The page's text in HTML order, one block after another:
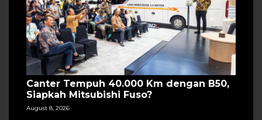
Canter Tempuh 40.000 Km dengan B50,
Siapkah Mitsubishi Fuso?
August 8, 2026